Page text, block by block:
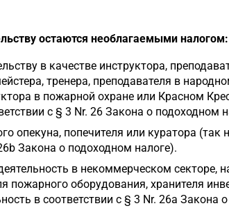
остаются необлагаемыми налогом:
в качестве инструктора,
тренера, преподавателя в
в пожарной охране или Красном
с § 3 Nr. 26 Закона о подоходном
опекуна, попечителя или куратора
Закона о подоходном налоге).
в некоммерческом секторе,
пожарного оборудования, хранителя
в соответствии с § 3 Nr. 26a Закона о